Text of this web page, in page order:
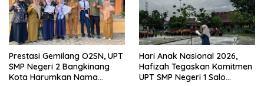
Prestasi Gemilang O2SN, UPT
SMP Negeri 2 Bangkinang
Kota Harumkan Nama
Hari Anak Nasional 2026,
Hafizah Tegaskan Komitmen
UPT SMP Negeri 1 Salo